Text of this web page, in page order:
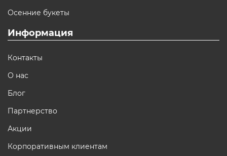
Осенние букеты
Информация
Контакты
О нас
Блог
Партнерство
Акции
Корпоративным клиентам